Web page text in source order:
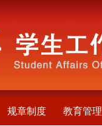
规章制度 教育管理